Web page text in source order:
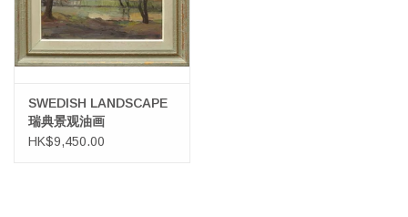
SWEDISH LANDSCAPE
瑞典景观油画
HK$9,450.00